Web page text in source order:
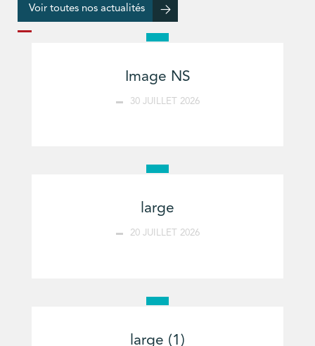
Voir toutes nos actualités
Image NS
30 JUILLET 2026
large
20 JUILLET 2026
large (1)